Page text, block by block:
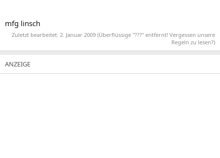
mfg linsch
Zuletzt bearbeitet: 2. Januar 2009 (Überflüssige "???" entfernt! Vergessen unsere
Regeln zu lesen?)